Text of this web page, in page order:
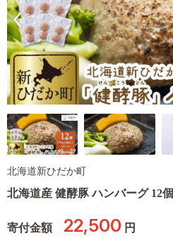
北海道新ひだか町
北海道産 健酵豚 ハンバーグ 12個
寄付金額 22,500 円